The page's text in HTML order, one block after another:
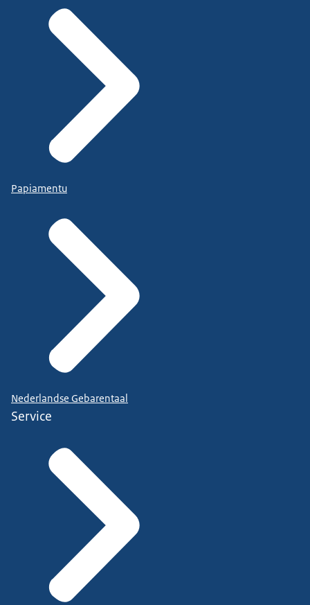
Papiamentu
Nederlandse Gebarentaal
Service